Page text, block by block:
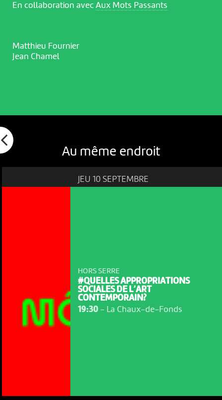
En collaboration avec Aux Mots Passants
Matthieu Fournier
Jean Chamel
Au même endroit
JEU 10 SEPTEMBRE
HORS SERRE
#QUELLES APPROPRIATIONS
SOCIALES DE L’ART
CONTEMPORAIN?
19:30- La Chaux-de-Fonds